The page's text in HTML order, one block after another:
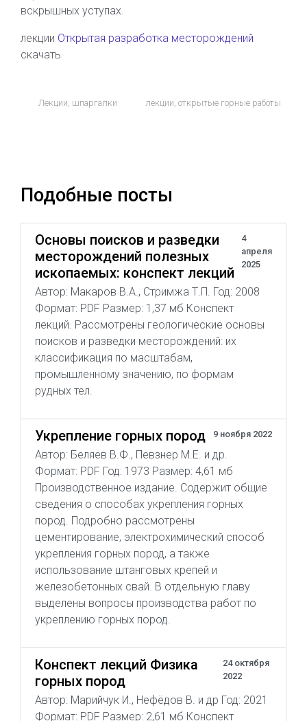
вскрышных уступах.
лекции Открытая разработка месторождений
скачать
Лекции, шпаргалки лекции,открытые горные работы
Подобные посты
Основы поисков и разведки
месторождений полезных
ископаемых: конспект лекций
4
апреля
2025
Автор: Макаров В.А., Стримжа Т.П. Год: 2008
Формат: PDF Размер: 1,37 мб Конспект
лекций. Рассмотрены геологические основы
поисков и разведки месторождений: их
классификация по масштабам,
промышленному значению, по формам
рудных тел.
Укрепление горных пород 9 ноября 2022
Автор: Беляев В.Ф., Певзнер М.Е. и др.
Формат: PDF Год: 1973 Размер: 4,61 мб
Производственное издание. Содержит общие
сведения о способах укрепления горных
пород. Подробно рассмотрены
цементирование, электрохимический способ
укрепления горных пород, а также
использование штанговых крепей и
железобетонных свай. В отдельную главу
выделены вопросы производства работ по
укреплению горных пород.
Конспект лекций Физика
горных пород
24 октября
2022
Автор: Марийчук И., Нефёдов В. и др Год: 2021
Формат: PDF Размер: 2,61 мб Конспект